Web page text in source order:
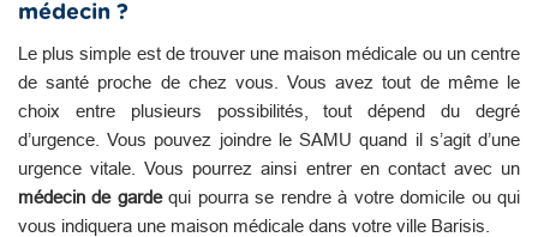
médecin ?
Le plus simple est de trouver une maison médicale ou un centre
de santé proche de chez vous. Vous avez tout de même le
choix entre plusieurs possibilités, tout dépend du degré
d’urgence. Vous pouvez joindre le SAMU quand il s’agit d’une
urgence vitale. Vous pourrez ainsi entrer en contact avec un
médecin de gardequi pourra se rendre à votre domicile ou qui
vous indiquera une maison médicale dans votre ville Barisis.